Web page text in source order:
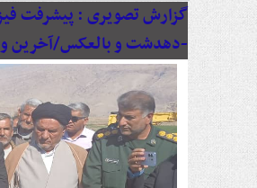
گزارش تصویری :
-دهدشت و بالعکس/آخرین وضعیت این پروژه